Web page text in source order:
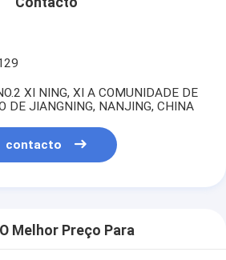
XI NING, XI A COMUNIDADE DE
DE JIANGNING, NANJING, CHINA
contacto
Melhor Preço Para